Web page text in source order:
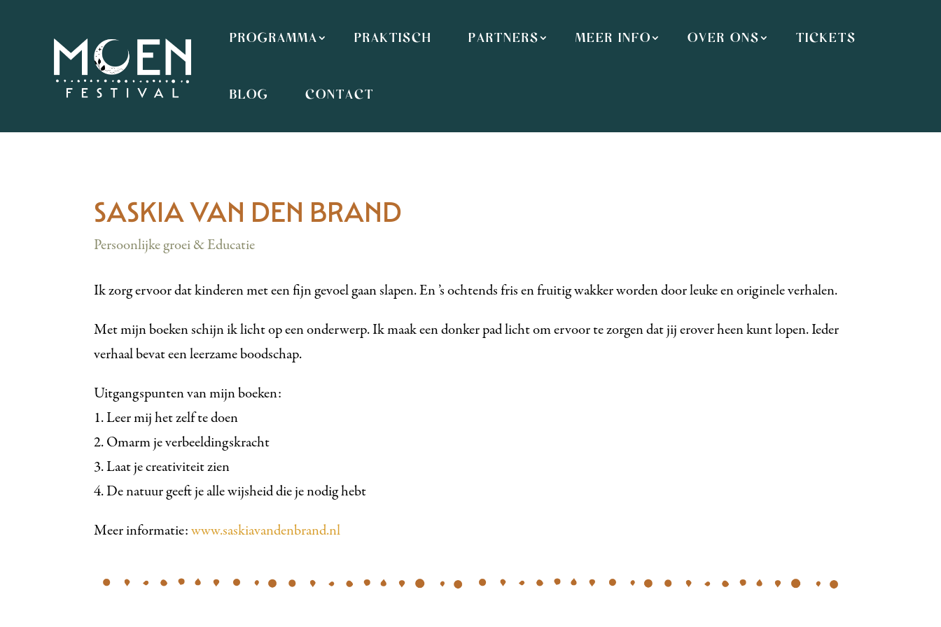
PROGRAMMA PRAKTISCH PARTNERS MEER INFO OVER ONS TICKETS
BLOG CONTACT
SASKIA VAN DEN BRAND
Persoonlijke groei & Educatie
Ik zorg ervoor dat kinderen met een fijn gevoel gaan slapen. En ’s ochtends fris en fruitig wakker worden door leuke en originele verhalen.
Met mijn boeken schijn ik licht op een onderwerp. Ik maak een donker pad licht om ervoor te zorgen dat jij erover heen kunt lopen. Ieder
verhaal bevat een leerzame boodschap.
Uitgangspunten van mijn boeken:
1. Leer mij het zelf te doen
2. Omarm je verbeeldingskracht
3. Laat je creativiteit zien
4. De natuur geeft je alle wijsheid die je nodig hebt
Meer informatie:www.saskiavandenbrand.nl